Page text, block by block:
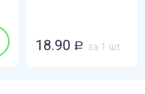
18.90 Р за 1 шт